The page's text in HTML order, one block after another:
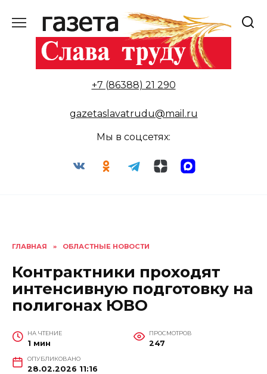
содержанию
+7 (86388) 21 290
gazetaslavatrudu@mail.ru
Мы в соцсетях:
ГЛАВНАЯ » ОБЛАСТНЫЕ НОВОСТИ
Контрактники проходят
интенсивную подготовку на
полигонах ЮВО
НА ЧТЕНИЕ
1 мин
ПРОСМОТРОВ
247
ОПУБЛИКОВАНО
28.02.2026 11:16